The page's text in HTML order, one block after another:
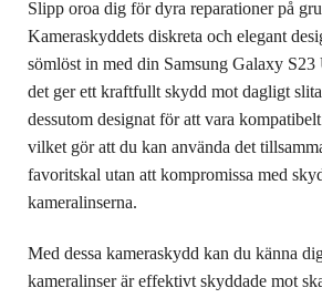
Slipp oroa dig för dyra reparationer på
Kameraskyddets diskreta och elegant
sömlöst in med din Samsung Galaxy
det ger ett kraftfullt skydd mot dagligt
dessutom designat för att vara
vilket gör att du kan använda det
favoritskal utan att kompromissa med
kameralinserna.
Med dessa kameraskydd kan du känna
kameralinser är effektivt skyddade mot